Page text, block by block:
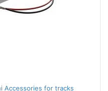
Accessories for tracks